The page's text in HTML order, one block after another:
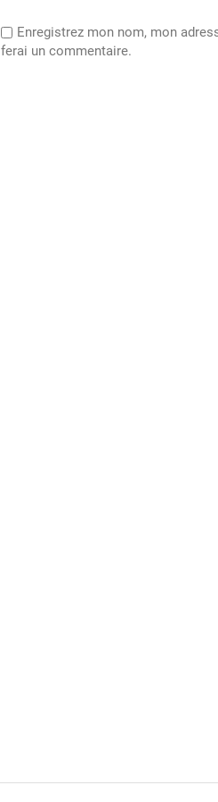
Enregistrez mon nom, mon
ferai un commentaire.